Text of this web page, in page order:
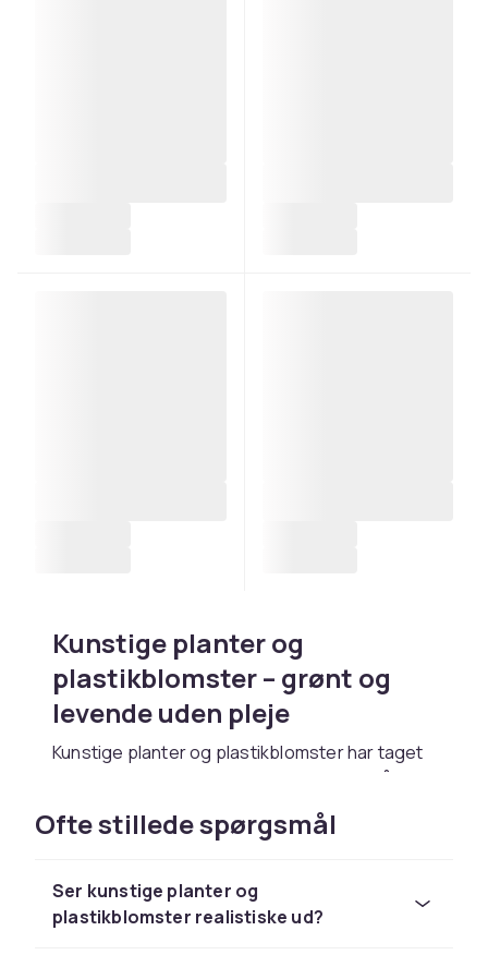
Kunstige planter og
plastikblomster – grønt og
levende uden pleje
Kunstige planter og plastikblomster har taget
store skridt fremad i kvalitet de seneste år.
næsten som rigtige og kræver ingen vanding,
passer perfekt til dig, der ønsker et grønt og
levende hjem, men ikke har tid, plads eller
muligheder for rigtige planter. Hos CDON
Ofte stillede spørgsmål
Ser kunstige planter og
plastikblomster realistiske ud?